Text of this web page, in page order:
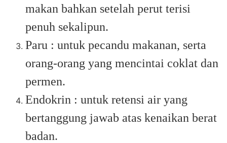
makan bahkan setelah perut terisi
penuh sekalipun.
Paru : untuk pecandu makanan, serta
orang-orang yang mencintai coklat dan
permen.
Endokrin : untuk retensi air yang
bertanggung jawab atas kenaikan berat
badan.